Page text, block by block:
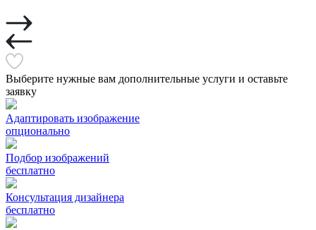
Выберите нужные вам дополнительные услуги и оставьте
заявку
Адаптировать изображение
опционально
Подбор изображений
бесплатно
Консультация дизайнера
бесплатно